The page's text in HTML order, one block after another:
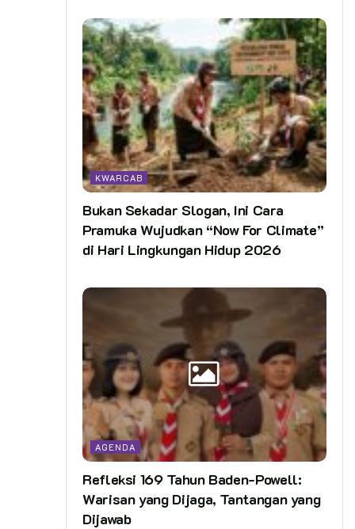
KWARCAB
Bukan Sekadar Slogan, Ini Cara
Pramuka Wujudkan “Now For Climate”
di Hari Lingkungan Hidup 2026
AGENDA
Refleksi 169 Tahun Baden-Powell:
Warisan yang Dijaga, Tantangan yang
Dijawab